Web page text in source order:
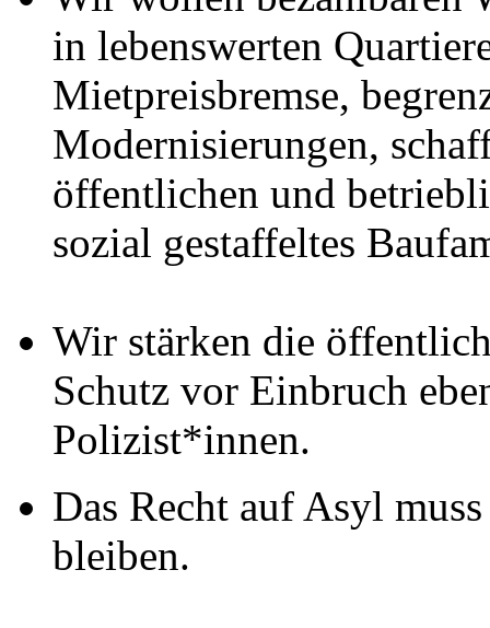
in lebenswerten
Mietpreisbremse,
Modernisierungen,
öffentlichen und
sozial gestaffeltes
Wir stärken die
Schutz vor Einbruch
Polizist*innen.
Das Recht auf Asyl
bleiben.